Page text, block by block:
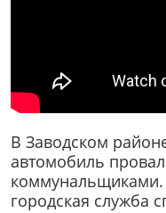
В Заводском
автомобиль
городская служба